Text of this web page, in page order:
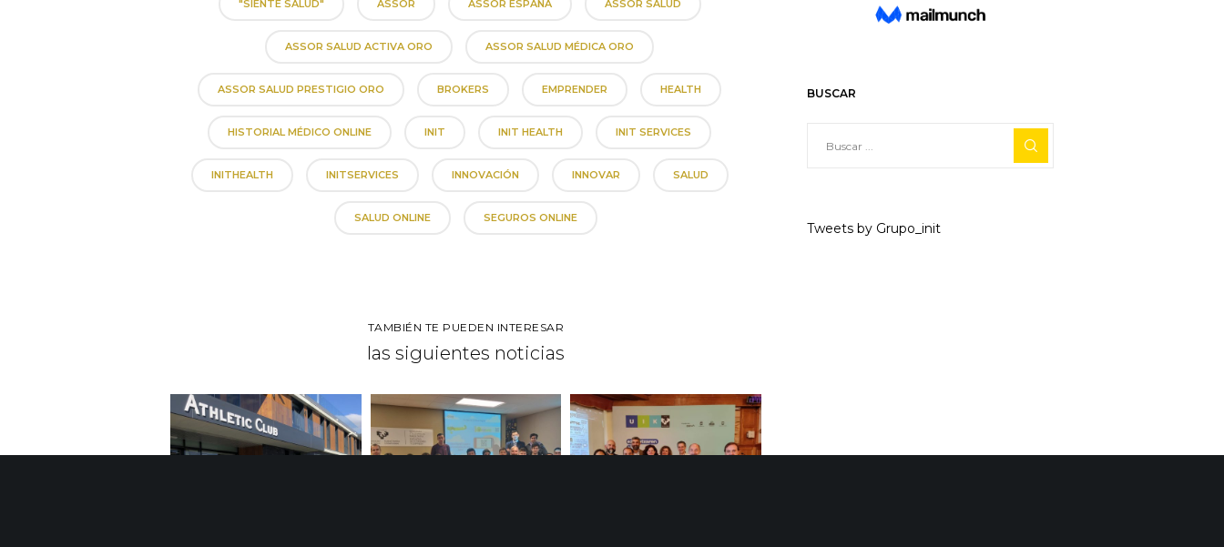
"SIENTE SALUD" ASSOR ASSOR ESPAÑA ASSOR SALUD
ASSOR SALUD ACTIVA ORO ASSOR SALUD MÉDICA ORO
ASSOR SALUD PRESTIGIO ORO BROKERS EMPRENDER HEALTH
HISTORIAL MÉDICO ONLINE INIT INIT HEALTH INIT SERVICES
INITHEALTH INITSERVICES INNOVACIÓN INNOVAR SALUD
SALUD ONLINE SEGUROS ONLINE
TAMBIÉN TE PUEDEN INTERESAR
las siguientes noticias
BUSCAR
Tweets by Grupo_init